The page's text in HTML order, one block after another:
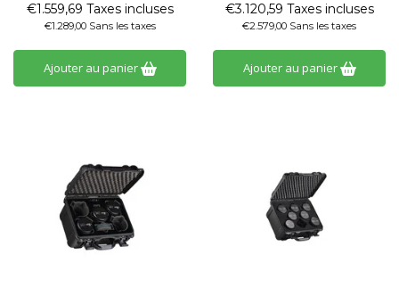
€1.559,69 Taxes incluses
€1.289,00 Sans les taxes
Ajouter au panier
€3.120,59 Taxes incluses
€2.579,00 Sans les taxes
Ajouter au panier